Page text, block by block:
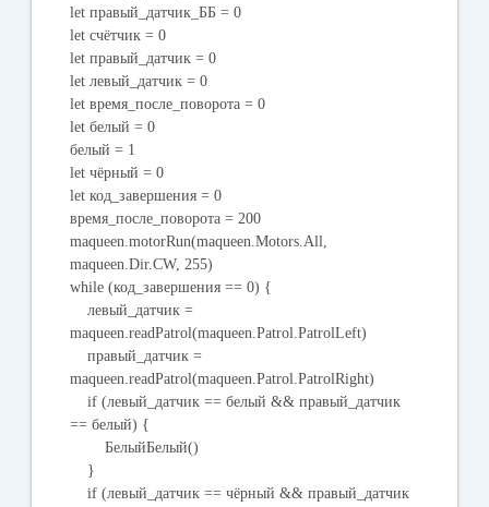
let правый_датчик_ББ = 0
let счётчик = 0
let правый_датчик = 0
let левый_датчик = 0
let время_после_поворота = 0
let белый = 0
белый = 1
let чёрный = 0
let код_завершения = 0
время_после_поворота = 200
maqueen.motorRun(maqueen.Motors.All,
maqueen.Dir.CW, 255)
while (код_завершения == 0) {
левый_датчик =
maqueen.readPatrol(maqueen.Patrol.PatrolLeft)
правый_датчик =
maqueen.readPatrol(maqueen.Patrol.PatrolRight)
if (левый_датчик == белый && правый_датчик
== белый) {
БелыйБелый()
}
if (левый_датчик == чёрный && правый_датчик